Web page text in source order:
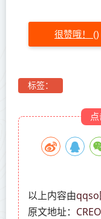
很赞哦！ ()
标签：
以上内容由qqso
原文地址：